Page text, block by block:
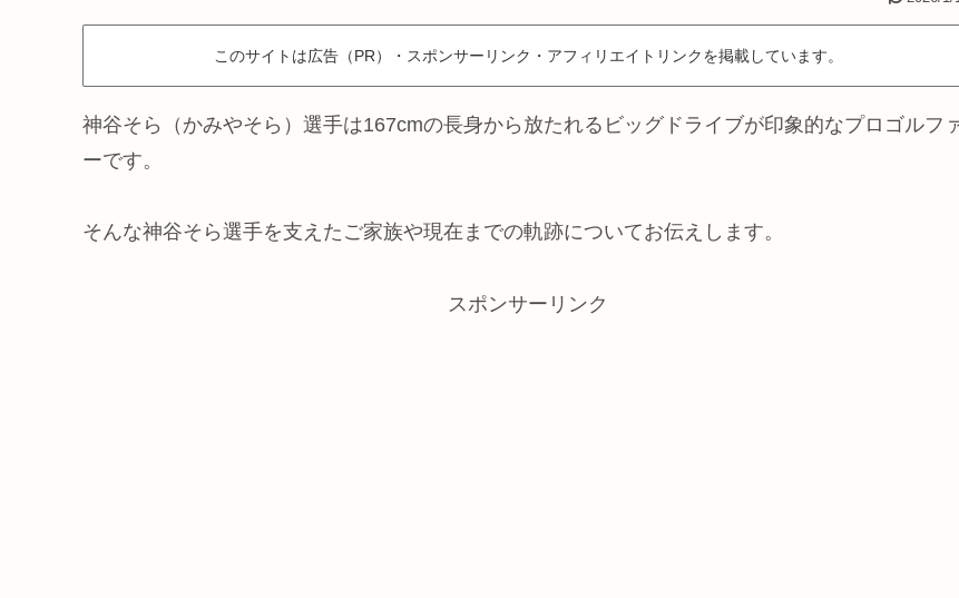
このサイトは広告（PR）・スポンサーリンク・アフィリエイトリンクを掲載しています。
神谷そら（かみやそら）選手は167cmの長身から放たれるビッグドライブが印象的なプロゴルフ
ーです。
そんな神谷そら選手を支えたご家族や現在までの軌跡についてお伝えします。
スポンサーリンク